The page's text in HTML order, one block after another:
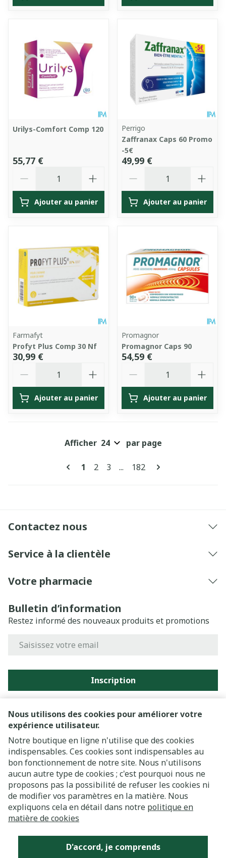
Nous utilisons des cookies pour améliorer votre
expérience utilisateur.
Notre boutique en ligne n'utilise que des cookies
indispensables. Ces cookies sont indispensables au
bon fonctionnement de notre site. Nous n'utilisons
aucun autre type de cookies ; c'est pourquoi nous ne
proposons pas la possibilité de refuser les cookies ni
de modifier vos paramètres en la matière. Nous
expliquons cela en détail dans notre politique en
matière de cookies
D'accord, je comprends
Urilys-Comfort Comp 120
55,77 €
Ajouter au panier
Perrigo
Zaffranax Caps 60 Promo
-5€
49,99 €
Ajouter au panier
Farmafyt
Profyt Plus Comp 30 Nf
30,99 €
Ajouter au panier
Promagnor
Promagnor Caps 90
54,59 €
Ajouter au panier
Pages
Vous lisez actuellement la page
1 Page
2 Page
3 ... Page
182
Afficher par page
Contactez nous
Service à la clientèle
Votre pharmacie
Bulletin d’information
Restez informé des nouveaux produits et promotions
Inscription
En cliquant sur s'abonner, vous vous abonnez à notre
newsletter et acceptez notrepolitique de confidentialité.
Liens légaux